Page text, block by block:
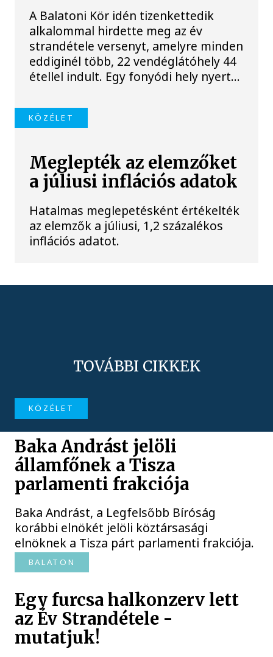
A Balatoni Kör idén tizenkettedik
alkalommal hirdette meg az év
strandétele versenyt, amelyre minden
eddiginél több, 22 vendéglátóhely 44
étellel indult. Egy fonyódi hely nyert...
KÖZÉLET
Meglepték az elemzőket
a júliusi inflációs adatok
Hatalmas meglepetésként értékelték
az elemzők a júliusi, 1,2 százalékos
inflációs adatot.
TOVÁBBI CIKKEK
KÖZÉLET
Baka Andrást jelöli
államfőnek a Tisza
parlamenti frakciója
Baka Andrást, a Legfelsőbb Bíróság
korábbi elnökét jelöli köztársasági
elnöknek a Tisza párt parlamenti frakciója.
BALATON
Egy furcsa halkonzerv lett
az Év Strandétele -
mutatjuk!